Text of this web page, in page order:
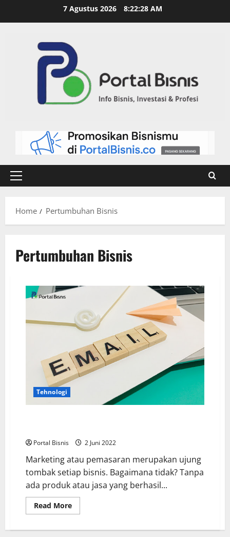
7 Agustus 2026 8:22:28 AM
Home Pertumbuhan Bisnis
Pertumbuhan Bisnis
Tehnologi
Portal Bisnis 2 Juni 2022
Marketing atau pemasaran merupakan ujung
tombak setiap bisnis. Bagaimana tidak? Tanpa
ada produk atau jasa yang berhasil...
Read More